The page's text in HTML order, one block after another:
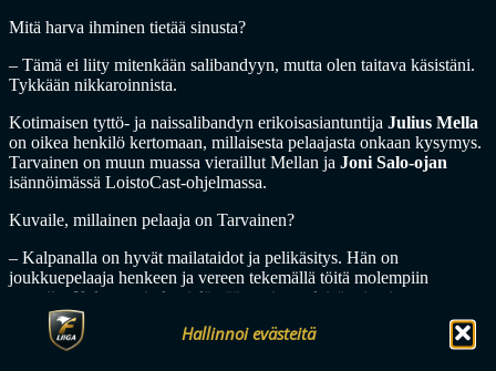
Hallinnoi evästeitä
Mitä harva ihminen tietää sinusta?
– Tämä ei liity mitenkään salibandyyn, mutta olen taitava käsistäni.
Tykkään nikkaroinnista.
Kotimaisen tyttö- ja naissalibandyn erikoisasiantuntija Julius Mella
on oikea henkilö kertomaan, millaisesta pelaajasta onkaan kysymys.
Tarvainen on muun muassa vieraillut Mellan ja Joni Salo-ojan
isännöimässä LoistoCast-ohjelmassa.
Kuvaile, millainen pelaaja on Tarvainen?
– Kalpanalla on hyvät mailataidot ja pelikäsitys. Hän on
joukkuepelaaja henkeen ja vereen tekemällä töitä molempiin
suuntiin. Kalpana ei ole vielä päässyt ison yleisön tietoisuuteen,
mutta taidoissa on hyvin paljon potentiaalia lyödä itsensä ensi
kaudella läpi.